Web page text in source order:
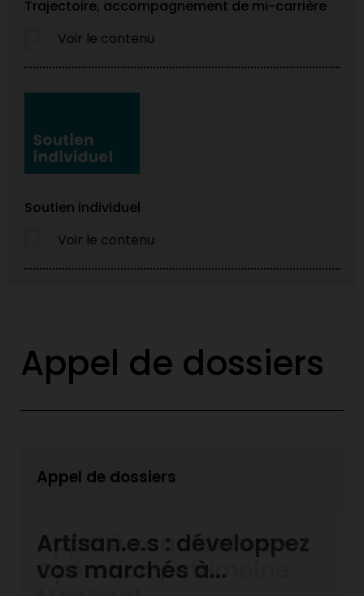
Trajectoire, accompagnement de mi-carrière
Voir le contenu
Soutien individuel
Voir le contenu
Appel de dossiers
Appel de dossiers
Artisan.e.s : développez
vos marchés à...
Appel à candidature -
Opération patrimoine